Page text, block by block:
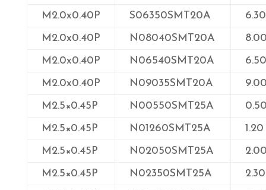
M2.0x0.40P
S06350SMT20A
6.30
M2.0x0.40P
N08040SMT20A
M2.0x0.40P
N06540SMT20A
6.50
M2.0x0.40P
N09035SMT20A
M2.5×0.45P
N00550SMT25A
M2.5×0.45P
N01260SMT25A
1.20
M2.5×0.45P
N02050SMT25A
M2.5×0.45P
N02350SMT25A
2.30